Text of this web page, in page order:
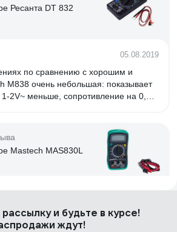
Ресанта DT 832
05.08.2019
по сравнению с хорошим и
M838 очень небольшая: показывает
2V~ меньше, сопротивление на 0,06
Mastech MAS830L
с тем, для чего сделан
рассылкуи будьте в курсе!
ждут!